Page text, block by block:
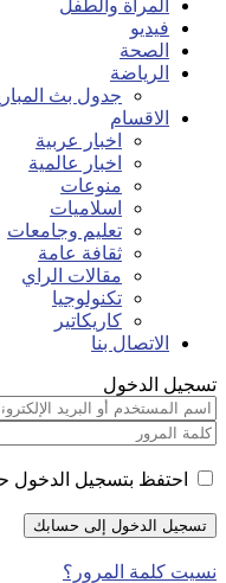
المراة والطفل
فيديو
الصحة
الرياضة
جدول بث
الاقسام
اخبار عربية
اخبار عالمية
منوعات
اسلاميات
تعليم وجامعات
ثقافة عامة
مقالات الراي
تكنولوجيا
كاريكاتير
الاتصال بنا
تسجيل الدخول
احتفظ بتسجيل الدخول
نسيت كلمة المرور؟